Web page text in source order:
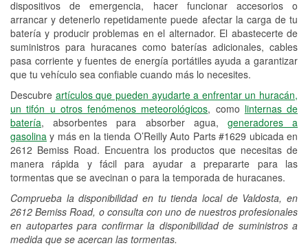
dispositivos de emergencia, hacer funcionar accesorios o
arrancar y detenerlo repetidamente puede afectar la carga de tu
batería y producir problemas en el alternador. El abastecerte de
suministros para huracanes como baterías adicionales, cables
pasa corriente y fuentes de energía portátiles ayuda a garantizar
que tu vehículo sea confiable cuando más lo necesites.
Descubre artículos que pueden ayudarte a enfrentar un huracán,
un tifón u otros fenómenos meteorológicos, como linternas de
batería, absorbentes para absorber agua, generadores a
gasolina y más en la tienda O’Reilly Auto Parts #1629 ubicada en
2612 Bemiss Road. Encuentra los productos que necesitas de
manera rápida y fácil para ayudar a prepararte para las
tormentas que se avecinan o para la temporada de huracanes.
Comprueba la disponibilidad en tu tienda local de Valdosta, en
2612 Bemiss Road, o consulta con uno de nuestros profesionales
en autopartes para confirmar la disponibilidad de suministros a
medida que se acercan las tormentas.
Conoce más